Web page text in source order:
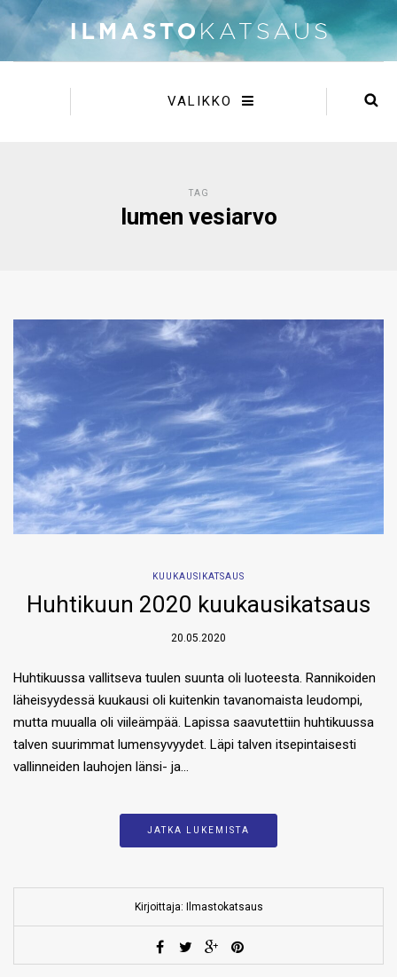
VALIKKO
TAG
lumen vesiarvo
KUUKAUSIKATSAUS
Huhtikuun 2020 kuukausikatsaus
20.05.2020
Huhtikuussa vallitseva tuulen suunta oli luoteesta. Rannikoiden
läheisyydessä kuukausi oli kuitenkin tavanomaista leudompi,
mutta muualla oli viileämpää. Lapissa saavutettiin huhtikuussa
talven suurimmat lumensyvyydet. Läpi talven itsepintaisesti
vallinneiden lauhojen länsi- ja…
JATKA LUKEMISTA
Kirjoittaja: Ilmastokatsaus